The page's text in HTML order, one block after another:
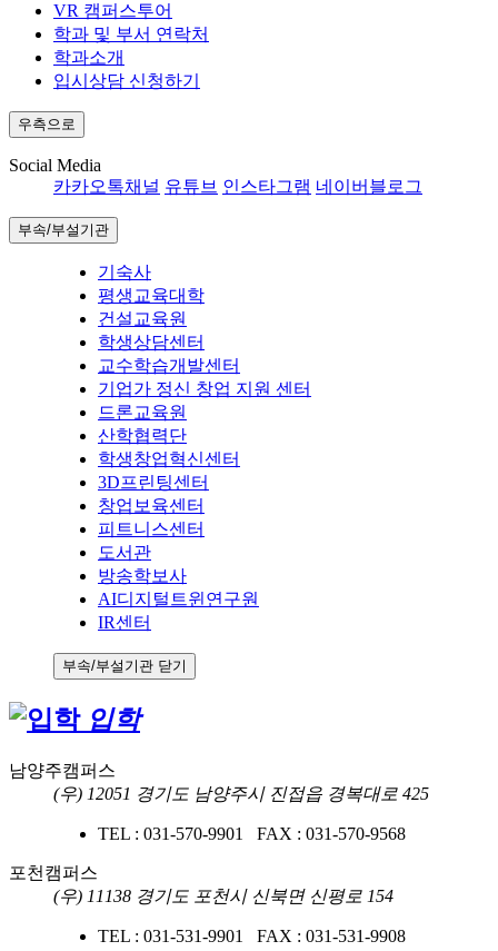
VR 캠퍼스투어
학과 및 부서 연락처
학과소개
입시상담 신청하기
우측으로
Social Media
카카오톡채널 유튜브 인스타그램 네이버블로그
부속/부설기관
기숙사
평생교육대학
건설교육원
학생상담센터
교수학습개발센터
기업가 정신 창업 지원 센터
드론교육원
산학협력단
학생창업혁신센터
3D프린팅센터
창업보육센터
피트니스센터
도서관
방송학보사
AI디지털트윈연구원
IR센터
부속/부설기관 닫기
입학
남양주캠퍼스
(우) 12051 경기도 남양주시 진접읍 경복대로 425
TEL : 031-570-9901 FAX : 031-570-9568
포천캠퍼스
(우) 11138 경기도 포천시 신북면 신평로 154
TEL : 031-531-9901 FAX : 031-531-9908